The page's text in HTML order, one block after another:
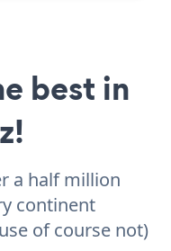
best in
a half million
continent
of course not)